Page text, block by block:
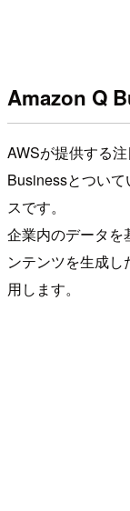
Amazon Q
AWSが提供する注
Businessとつい
スです。
企業内のデータを
ンテンツを生成
用します。